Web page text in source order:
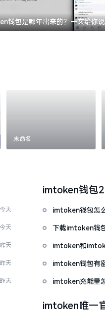
钱包是哪年出来的？一文给你
未命名
今天
今天
昨天
昨天
昨天
imtoken钱包
imtoken钱包怎
下载imtoken钱
imtoken和
imtoken钱包有
imtoken充能量
imtoken唯一